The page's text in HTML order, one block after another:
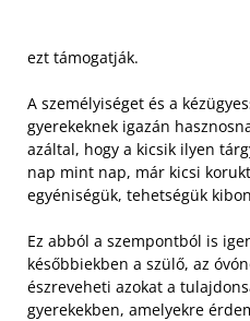
ezt támogatják.
A személyiséget és a
gyerekeknek igazán
azáltal, hogy a kicsik ilyen
nap mint nap, már kicsi
egyéniségük, tehetségük
Ez abból a szempontból is
későbbiekben a szülő, az
észreveheti azokat a
gyerekekben, amelyekre